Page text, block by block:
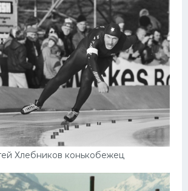
Хлебников конькобежец